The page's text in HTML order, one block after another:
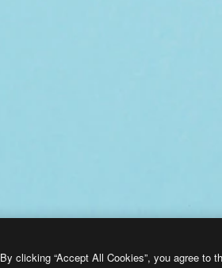
By clicking “Accept All Cookies”, you agree to